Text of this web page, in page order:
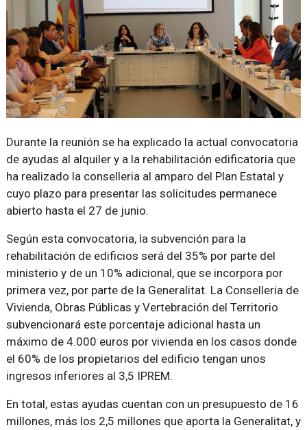
Durante la reunión se ha explicado la actual convocatoria
de ayudas al alquiler y a la rehabilitación edificatoria que
ha realizado la conselleria al amparo del Plan Estatal y
cuyo plazo para presentar las solicitudes permanece
abierto hasta el 27 de junio.
Según esta convocatoria, la subvención para la
rehabilitación de edificios será del 35% por parte del
ministerio y de un 10% adicional, que se incorpora por
primera vez, por parte de la Generalitat. La Conselleria de
Vivienda, Obras Públicas y Vertebración del Territorio
subvencionará este porcentaje adicional hasta un
máximo de 4.000 euros por vivienda en los casos donde
el 60% de los propietarios del edificio tengan unos
ingresos inferiores al 3,5 IPREM.
En total, estas ayudas cuentan con un presupuesto de 16
millones, más los 2,5 millones que aporta la Generalitat, y